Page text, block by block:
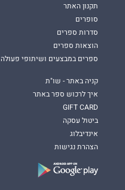
תקנון האתר
סופרים
סדרות ספרים
הוצאות ספרים
ספרים במבצעים ושיתופי פעולה
קניה באתר - שו"ת
איך לרכוש ספר באתר
GIFT CARD
ביטול עסקה
אינדיבלוג
הצהרת נגישות